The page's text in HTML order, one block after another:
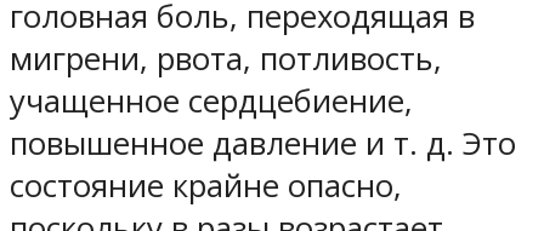
головная боль, переходящая в
мигрени, рвота, потливость,
учащенное сердцебиение,
повышенное давление и т. д. Это
состояние крайне опасно,